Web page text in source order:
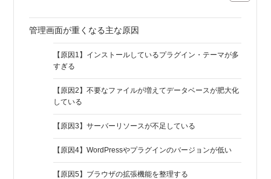
管理画面が重くなる主な原因
【原因1】インストールしているプラグイン・テーマが多
すぎる
【原因2】不要なファイルが増えてデータベースが肥大化
している
【原因3】サーバーリソースが不足している
【原因4】WordPressやプラグインのバージョンが低い
【原因5】ブラウザの拡張機能を整理する